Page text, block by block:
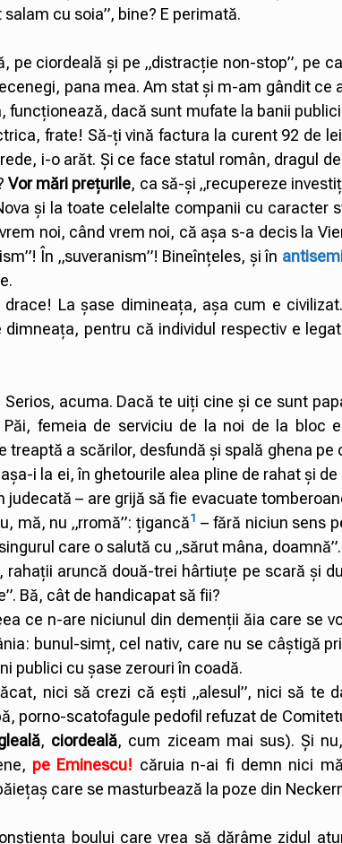
cu soia”, bine? E perimată.
pe ciordeală și pe „distracție non-stop”, pe
pana mea. Am stat și m-am gândit ce
funcționează, dacă sunt mufate la banii
frate! Să-ți vină factura la curent 92 de
i-o arăt. Și ce face statul român, dragul de
Vor mări prețurile, ca să-și „recupereze
și la toate celelalte companii cu caracter
noi, când vrem noi, că așa s-a decis la
În „suveranism”! Bineînțeles, și în
La șase dimineața, așa cum e
pentru că individul respectiv e
acuma. Dacă te uiți cine și ce sunt
femeia de serviciu de la noi de la bloc
a scărilor, desfundă și spală ghena pe
i la ei, în ghetourile alea pline de rahat și
– are grijă să fie evacuate
mă, nu „rromă”: țigancă1 – fără niciun sens
care o salută cu „sărut mâna,
aruncă două-trei hârtiuțe pe scară și
Bă, cât de handicapat să fii?
ce n-are niciunul din demenții ăia care se
bunul-simț, cel nativ, care nu se câștigă
publici cu șase zerouri în coadă.
nici să crezi că ești „alesul”, nici să te
porno-scatofagule pedofil refuzat de
, ciordeală, cum ziceam mai sus). Și
pe Eminescu! căruia n-ai fi demn nici
care se masturbează la poze din
boului care vrea să dărâme zidul